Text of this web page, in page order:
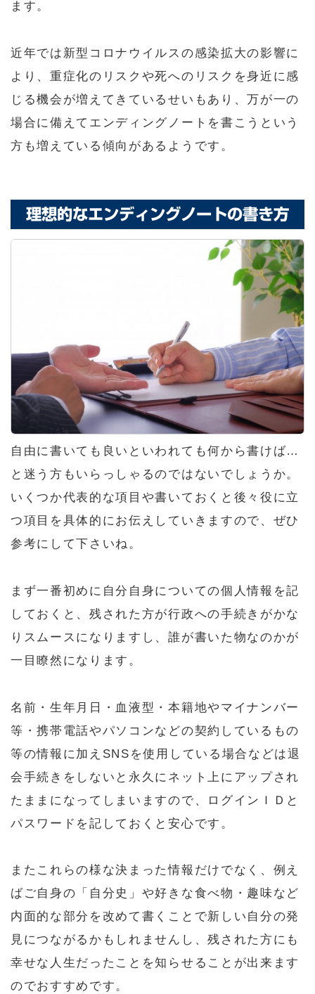
ます。
近年では新型コロナウイルスの感染拡大の影響に
より、重症化のリスクや死へのリスクを身近に感
じる機会が増えてきているせいもあり、万が一の
場合に備えてエンディングノートを書こうという
方も増えている傾向があるようです。
理想的なエンディングノートの書き方
自由に書いても良いといわれても何から書けば…
と迷う方もいらっしゃるのではないでしょうか。
いくつか代表的な項目や書いておくと後々役に立
つ項目を具体的にお伝えしていきますので、ぜひ
参考にして下さいね。
まず一番初めに自分自身についての個人情報を記
しておくと、残された方が行政への手続きがかな
りスムースになりますし、誰が書いた物なのかが
一目瞭然になります。
名前・生年月日・血液型・本籍地やマイナンバー
等・携帯電話やパソコンなどの契約しているもの
等の情報に加えSNSを使用している場合などは退
会手続きをしないと永久にネット上にアップされ
たままになってしまいますので、ログインＩＤと
パスワードを記しておくと安心です。
またこれらの様な決まった情報だけでなく、例え
ばご自身の「自分史」や好きな食べ物・趣味など
内面的な部分を改めて書くことで新しい自分の発
見につながるかもしれませんし、残された方にも
幸せな人生だったことを知らせることが出来ます
のでおすすめです。